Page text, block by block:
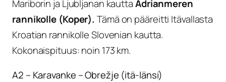
Mariborin ja Ljubljanan kauttaAdrianmeren
rannikolle (Koper). Tämä on pääreitti Itävallasta
Kroatian rannikolle Slovenian kautta.
Kokonaispituus: noin 173 km.
A2 – Karavanke – Obrežje (itä-länsi)